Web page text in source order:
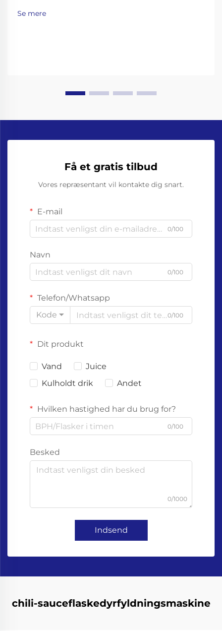
strengt sæt regler. FDA har disse ting, der kaldes
Se mere
Få et gratis tilbud
Vores repræsentant vil kontakte dig snart.
E-mail
0/100
Navn
0/100
Telefon/Whatsapp
Kode
0/100
Dit produkt
Vand
Juice
Kulholdt drik
Andet
Hvilken hastighed har du brug for?
0/100
Besked
0/1000
Indsend
chili-sauceflaskedyrfyldningsmaskine